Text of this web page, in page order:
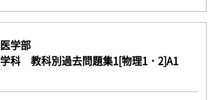
学部
科 教科別過去問題集1[物理1・2]A1